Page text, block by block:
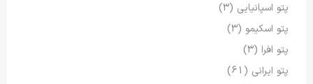
پتو اسپانیایی (3)
پتو اسکیمو (3)
پتو افرا (3)
پتو ایرانی (61)